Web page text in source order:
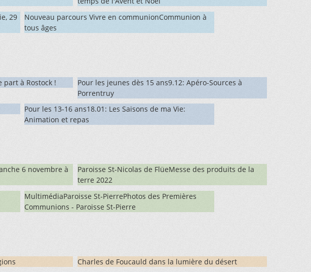
29
Nouveau parcours Vivre en communionCommunion à
tous âges
part à Rostock !
Pour les jeunes dès 15 ans9.12: Apéro-Sources à
Porrentruy
Pour les 13-16 ans18.01: Les Saisons de ma Vie:
Animation et repas
6 novembre à
Paroisse St-Nicolas de FlüeMesse des produits de la
terre 2022
MultimédiaParoisse St-PierrePhotos des Premières
Communions - Paroisse St-Pierre
Charles de Foucauld dans la lumière du désert